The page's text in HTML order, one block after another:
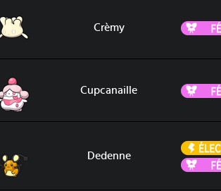
Crèmy
Cupcanaille
Dedenne